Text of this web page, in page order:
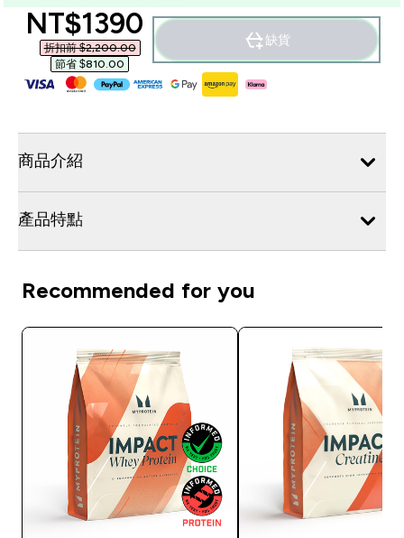
discounted price
NT$1390‎
折扣前 $2,200.00‎
節省 $810.00‎
缺貨
商品介紹
產品特點
Recommended for you